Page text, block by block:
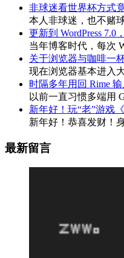
非球迷看世界杯方式
本人非球迷，也不赌
更新到 WordPress
当年博客时代，每次
关于浏览器与咖啡一
现在浏览器基本进入
时隔多年用回 Rime
以前一直习惯多端用
新年好！玩“老”游戏
新年好！恭喜发财！
最新留言